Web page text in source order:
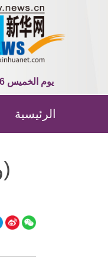
08 . 06 . 2026 يوم الخميس
الرئيسية